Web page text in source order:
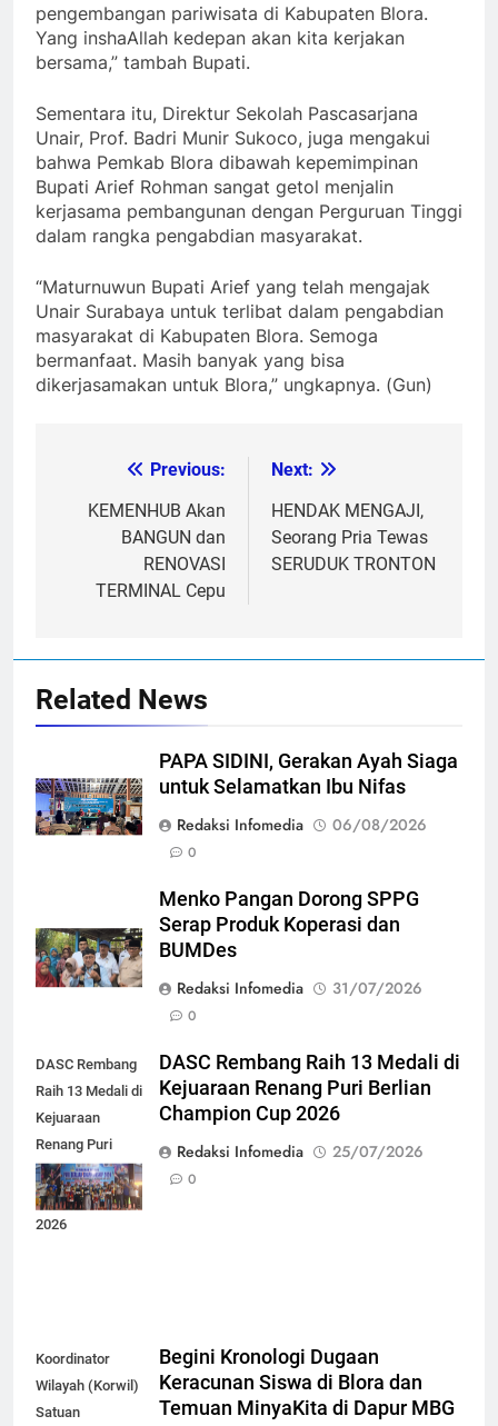
pengembangan pariwisata di Kabupaten Blora.
Yang inshaAllah kedepan akan kita kerjakan
bersama,” tambah Bupati.
Sementara itu, Direktur Sekolah Pascasarjana
Unair, Prof. Badri Munir Sukoco, juga mengakui
bahwa Pemkab Blora dibawah kepemimpinan
Bupati Arief Rohman sangat getol menjalin
kerjasama pembangunan dengan Perguruan Tinggi
dalam rangka pengabdian masyarakat.
“Maturnuwun Bupati Arief yang telah mengajak
Unair Surabaya untuk terlibat dalam pengabdian
masyarakat di Kabupaten Blora. Semoga
bermanfaat. Masih banyak yang bisa
dikerjasamakan untuk Blora,” ungkapnya. (Gun)
navigation
Previous:
KEMENHUB Akan
BANGUN dan
RENOVASI
TERMINAL Cepu
Next:
HENDAK MENGAJI,
Seorang Pria Tewas
SERUDUK TRONTON
Related News
PAPA SIDINI, Gerakan Ayah Siaga
untuk Selamatkan Ibu Nifas
Redaksi Infomedia
06/08/2026
0
Menko Pangan Dorong SPPG
Serap Produk Koperasi dan
BUMDes
Redaksi Infomedia
31/07/2026
0
DASC Rembang
Raih 13 Medali di
Kejuaraan
Renang Puri
Berlian
Champion Cup
2026
DASC Rembang Raih 13 Medali di
Kejuaraan Renang Puri Berlian
Champion Cup 2026
Redaksi Infomedia
25/07/2026
0
Koordinator
Wilayah (Korwil)
Satuan
Begini Kronologi Dugaan
Keracunan Siswa di Blora dan
Temuan MinyaKita di Dapur MBG